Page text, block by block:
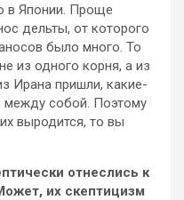
в Японии. Проще
дельты, от которого
было много. То
из одного корня, а из
Ирана пришли, какие-
собой. Поэтому
выродится, то вы
отнеслись к
их скептицизм